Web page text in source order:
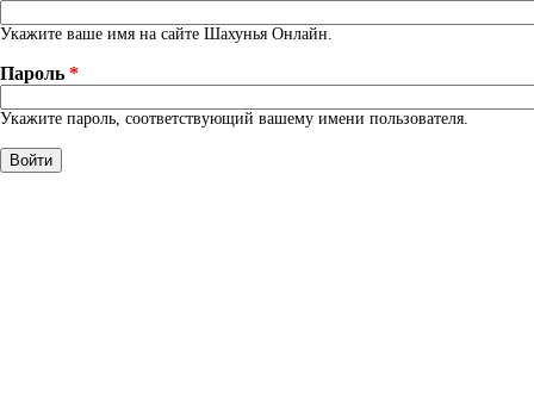
Укажите ваше имя на сайте Шахунья Онлайн.
Пароль *
Укажите пароль, соответствующий вашему имени пользователя.